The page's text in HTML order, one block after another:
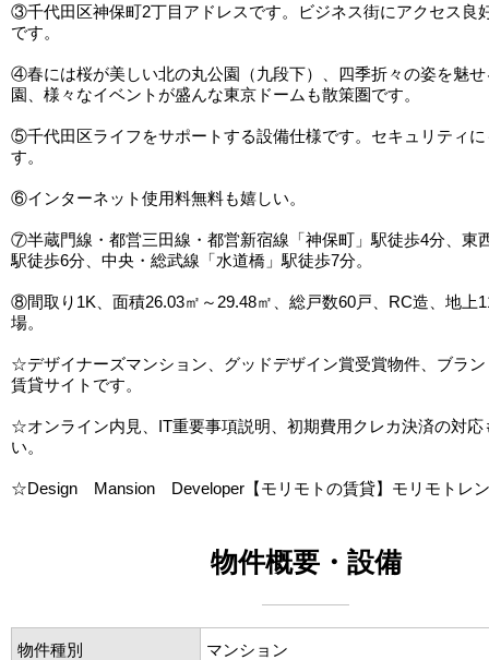
③千代田区神保町2丁目アドレスです。ビジネス街にアクセス良
です。
④春には桜が美しい北の丸公園（九段下）、四季折々の姿を魅
園、様々なイベントが盛んな東京ドームも散策圏です。
⑤千代田区ライフをサポートする設備仕様です。セキュリティ
す。
⑥インターネット使用料無料も嬉しい。
⑦半蔵門線・都営三田線・都営新宿線「神保町」駅徒歩4分、東
駅徒歩6分、中央・総武線「水道橋」駅徒歩7分。
⑧間取り1K、面積26.03㎡～29.48㎡、総戸数60戸、RC造、地上
場。
☆デザイナーズマンション、グッドデザイン賞受賞物件、ブラ
賃貸サイトです。
☆オンライン内見、IT重要事項説明、初期費用クレカ決済の対応
い。
☆Design Mansion Developer【モリモトの賃貸】モリモトレ
物件概要・設備
物件種別 マンション